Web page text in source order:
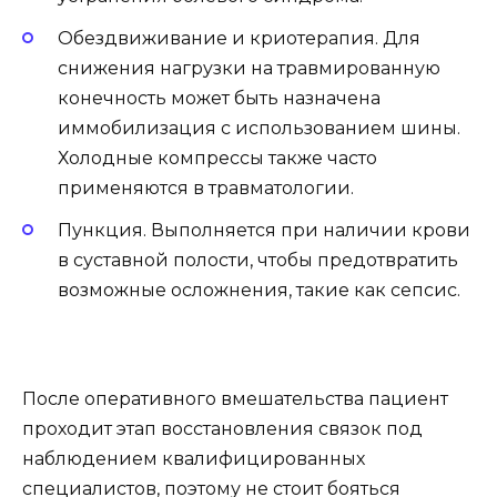
Обездвиживание и криотерапия. Для
снижения нагрузки на травмированную
конечность может быть назначена
иммобилизация с использованием шины.
Холодные компрессы также часто
применяются в травматологии.
Пункция. Выполняется при наличии крови
в суставной полости, чтобы предотвратить
возможные осложнения, такие как сепсис.
После оперативного вмешательства пациент
проходит этап восстановления связок под
наблюдением квалифицированных
специалистов, поэтому не стоит бояться